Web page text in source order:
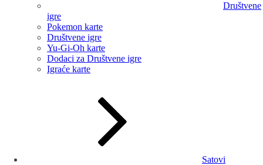
Društvene
igre
Pokemon karte
Društvene igre
Yu-Gi-Oh karte
Dodaci za Društvene igre
Igraće karte
Satovi